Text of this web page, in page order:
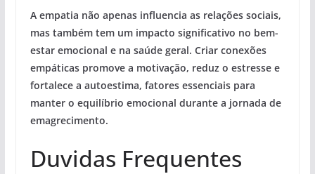
A empatia não apenas influencia as relações sociais,
mas também tem um impacto significativo no bem-
estar emocional e na saúde geral. Criar conexões
empáticas promove a motivação, reduz o estresse e
fortalece a autoestima, fatores essenciais para
manter o equilíbrio emocional durante a jornada de
emagrecimento.
Duvidas Frequentes